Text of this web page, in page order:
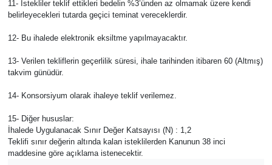
11- İstekliler teklif ettikleri bedelin %3’ünden az olmamak üzere kendi
belirleyecekleri tutarda geçici teminat vereceklerdir.
12- Bu ihalede elektronik eksiltme yapılmayacaktır.
13- Verilen tekliflerin geçerlilik süresi, ihale tarihinden itibaren 60 (Altmış)
takvim günüdür.
14- Konsorsiyum olarak ihaleye teklif verilemez.
15- Diğer hususlar:
İhalede Uygulanacak Sınır Değer Katsayısı (N) : 1,2
Teklifi sınır değerin altında kalan isteklilerden Kanunun 38 inci
maddesine göre açıklama istenecektir.